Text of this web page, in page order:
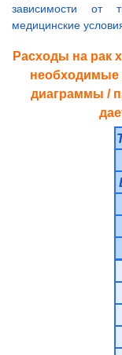
зависимости от
медицинские
Расходы на рак
необходимые
диаграммы /